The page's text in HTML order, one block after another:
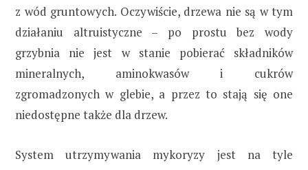
z wód gruntowych. Oczywiście, drzewa nie są w tym
działaniu altruistyczne – po prostu bez wody
grzybnia nie jest w stanie pobierać składników
mineralnych, aminokwasów i cukrów
zgromadzonych w glebie, a przez to stają się one
niedostępne także dla drzew.
System utrzymywania mykoryzy jest na tyle